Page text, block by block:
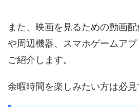
また、映画を見るための動画配
や周辺機器、スマホゲームア
ご紹介します。
余暇時間を楽しみたい方は必見